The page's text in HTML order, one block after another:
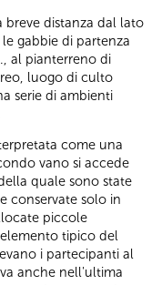
breve distanza dal lato
gabbie di partenza
al pianterreno di
luogo di culto
serie di ambienti
come una
vano si accede
quale sono state
conservate solo in
piccole
tipico del
i partecipanti al
anche nell'ultima